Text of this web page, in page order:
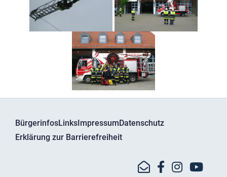
BürgerinfosLinks Impressum Datenschutz
Erklärung zur Barrierefreiheit